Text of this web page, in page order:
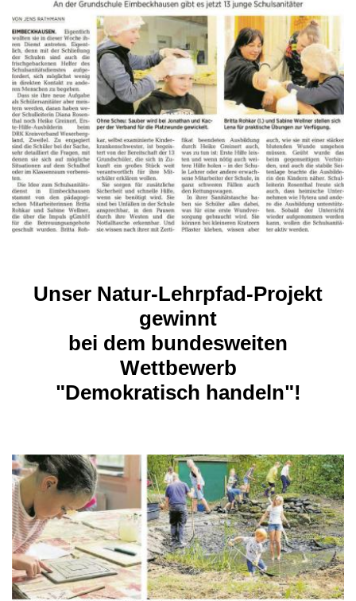
Unser Natur-Lehrpfad-Projekt
gewinnt
bei dem bundesweiten
Wettbewerb
"Demokratisch handeln"!